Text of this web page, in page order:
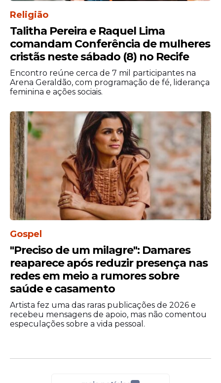
“Tem gente que acha que pode
enganar Deus. Coloca qualquer
valor lá no dízimo só pra dar
satisfação, como se Deus não
estivesse vendo quanto a pessoa
ganha. ”, disse, ao justificar o tom
duro adotado.
Opastorargumenta que há pessoas que
contribuem com quantias menores
apenas para “dar satisfação” à igreja,
mesmo sabendo que estariam
descumprindo o que consideram ser sua
Durante o pronunciamento, ele
Religião
Talitha Pereira e Raquel Lima
comandam Conferência de mulheres
cristãs neste sábado (8) no Recife
Encontro reúne cerca de 7 mil participantes na
Arena Geraldão, com programação de fé, liderança
feminina e ações sociais.
Gospel
"Preciso de um milagre": Damares
reaparece após reduzir presença nas
redes em meio a rumores sobre
saúde e casamento
Artista fez uma das raras publicações de 2026 e
recebeu mensagens de apoio, mas não comentou
especulações sobre a vida pessoal.